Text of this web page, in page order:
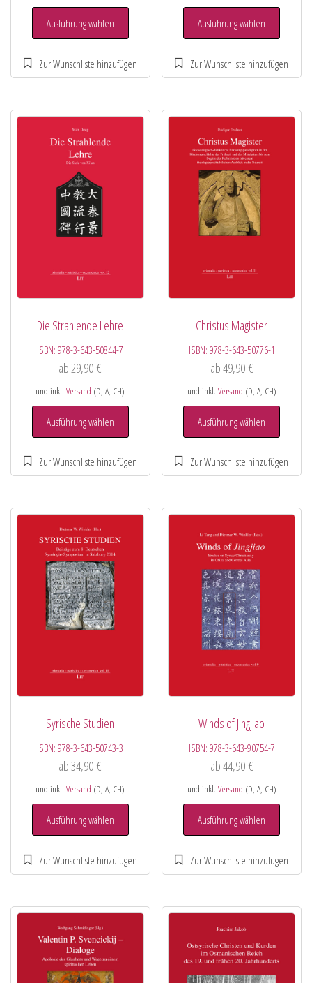
Ausführung wählen Ausführung wählen
Die Strahlende Lehre
ISBN:978-3-643-50844-7
ab29,90€
und inkl.Versand (D, A, CH)
Ausführung wählen
Christus Magister
ISBN: 978-3-643-50776-1
ab49,90 €
und inkl. Versand (D, A, CH)
Ausführung wählen
Syrische Studien
ISBN:978-3-643-50743-3
ab34,90€
und inkl.Versand (D, A, CH)
Ausführung wählen
Winds of Jingjiao
ISBN: 978-3-643-90754-7
ab44,90 €
und inkl. Versand (D, A, CH)
Ausführung wählen